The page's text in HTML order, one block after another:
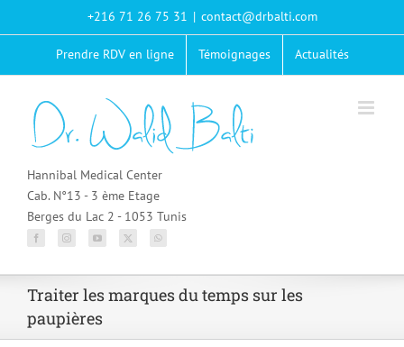
+216 71 26 75 31 | contact@drbalti.com
Prendre RDV en ligne Témoignages Actualités
Hannibal Medical Center
Cab. N°13 - 3 ème Etage
Berges du Lac 2 - 1053 Tunis
Traiter les marques du temps sur les
paupières